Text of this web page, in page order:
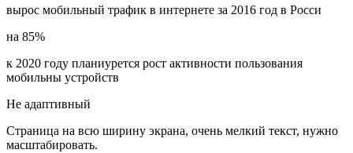
вырос мобильный трафик в интернете за 2016 год в Росси
на 85%
к 2020 году планиурется рост активности пользования
мобильны устройств
Не адаптивный
Страница на всю ширину экрана, очень мелкий текст, нужно
масштабировать.